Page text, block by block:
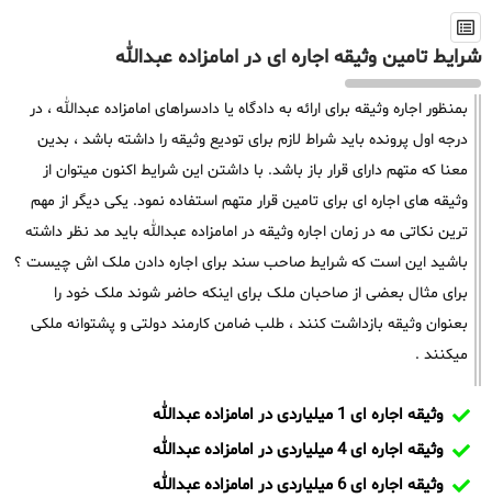
شرایط تامین وثیقه اجاره ای در امامزاده عبدالله
بمنظور اجاره وثیقه برای ارائه به دادگاه یا دادسراهای امامزاده عبدالله ، در
درجه اول پرونده باید شراط لازم برای تودیع وثیقه را داشته باشد ، بدین
معنا که متهم دارای قرار باز باشد. با داشتن این شرایط اکنون میتوان از
وثیقه های اجاره ای برای تامین قرار متهم استفاده نمود. یکی دیگر از مهم
ترین نکاتی مه در زمان اجاره وثیقه در امامزاده عبدالله باید مد نظر داشته
باشید این است که شرایط صاحب سند برای اجاره دادن ملک اش چیست ؟
برای مثال بعضی از صاحبان ملک برای اینکه حاضر شوند ملک خود را
بعنوان وثیقه بازداشت کنند ، طلب ضامن کارمند دولتی و پشتوانه ملکی
میکنند .
وثیقه اجاره ای 1 میلیاردی در امامزاده عبدالله
وثیقه اجاره ای 4 میلیاردی در امامزاده عبدالله
وثیقه اجاره ای 6 میلیاردی در امامزاده عبدالله